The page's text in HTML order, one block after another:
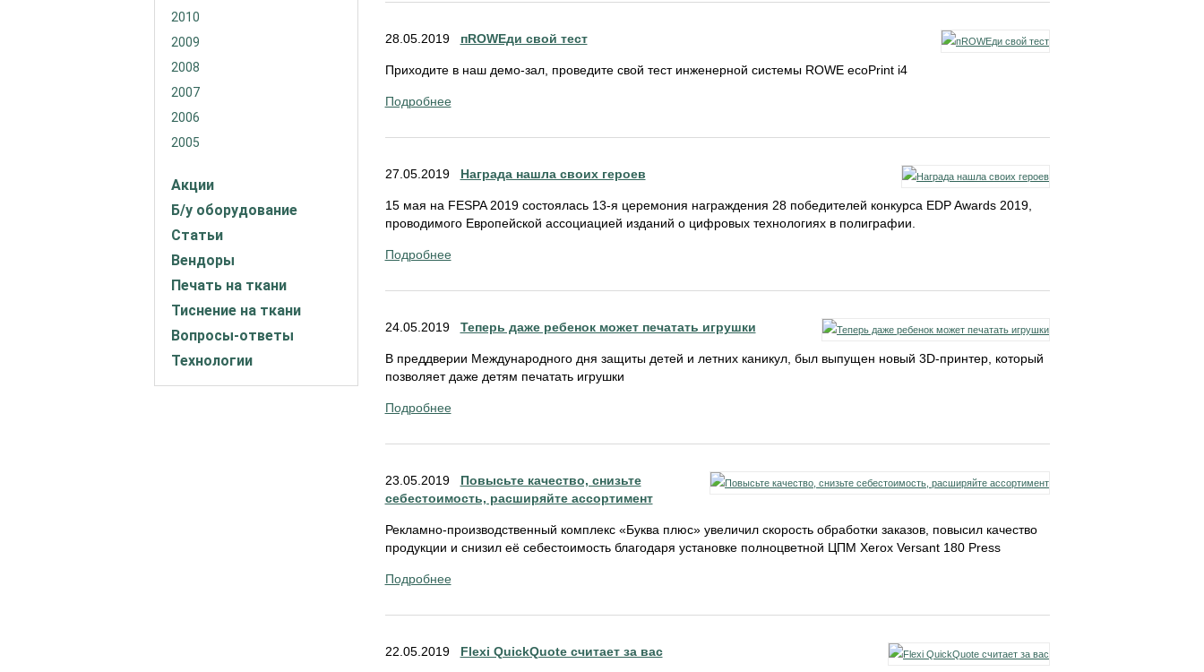
2010
2009
2008
2007
2006
2005
Акции
Б/у оборудование
Статьи
Вендоры
Печать на ткани
Тиснение на ткани
Вопросы-ответы
Технологии
28.05.2019 пROWEди свой тест
Приходите в наш демо-зал, проведите свой тест инженерной системы ROWE ecoPrint i4
Подробнее
27.05.2019 Награда нашла своих героев
15 мая на FESPA 2019 состоялась 13-я церемония награждения 28 победителей конкурса EDP Awards 2019,
проводимого Европейской ассоциацией изданий о цифровых технологиях в полиграфии.
Подробнее
24.05.2019 Теперь даже ребенок может печатать игрушки
В преддверии Международного дня защиты детей и летних каникул, был выпущен новый 3D-принтер, который
позволяет даже детям печатать игрушки
Подробнее
23.05.2019 Повысьте качество, снизьте
себестоимость, расширяйте ассортимент
Рекламно-производственный комплекс «Буква плюс» увеличил скорость обработки заказов, повысил качество
продукции и снизил её себестоимость благодаря установке полноцветной ЦПМ Xerox Versant 180 Press
Подробнее
22.05.2019 Flexi QuickQuote считает за вас